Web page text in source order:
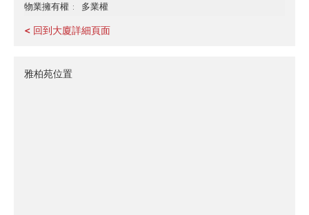
物業擁有權 多業權
< 回到大廈詳細頁面
雅柏苑位置